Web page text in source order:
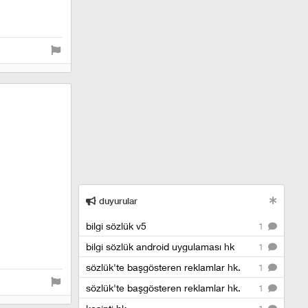
duyurular
1
bilgi sözlük v5
1
bilgi sözlük android uygulaması hk
1
sözlük'te başgösteren reklamlar hk.
1
sözlük'te başgösteren reklamlar hk.